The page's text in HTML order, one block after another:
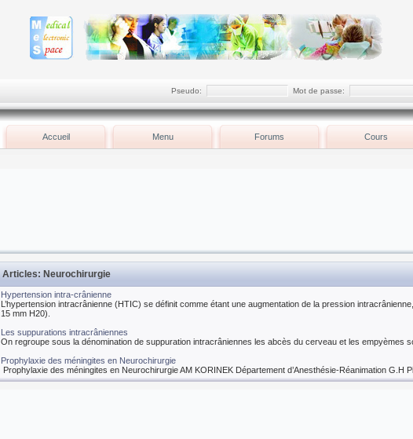
Pseudo: Mot de passe:
Accueil Menu Forums Cours
Articles: Neurochirurgie
Hypertension intra-crânienne
L’hypertension intracrânienne (HTIC) se définit comme étant une augmentation de la pression
15 mm H20).
Les suppurations intracrâniennes
On regroupe sous la dénomination de suppuration intracrâniennes les abcès du cerveau et les empyèmes
Prophylaxie des méningites en Neurochirurgie
Prophylaxie des méningites en Neurochirurgie AM KORINEK Département d’Anesthésie-Réanimation G.H